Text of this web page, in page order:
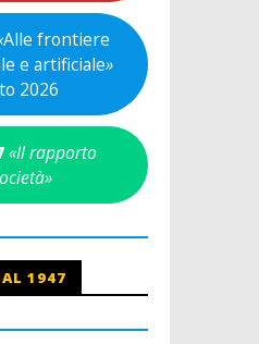
Alle frontiere
e artificiale»
2026
«Il rapporto
1947